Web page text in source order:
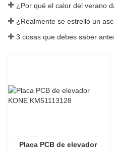
Placa PCB de elevador